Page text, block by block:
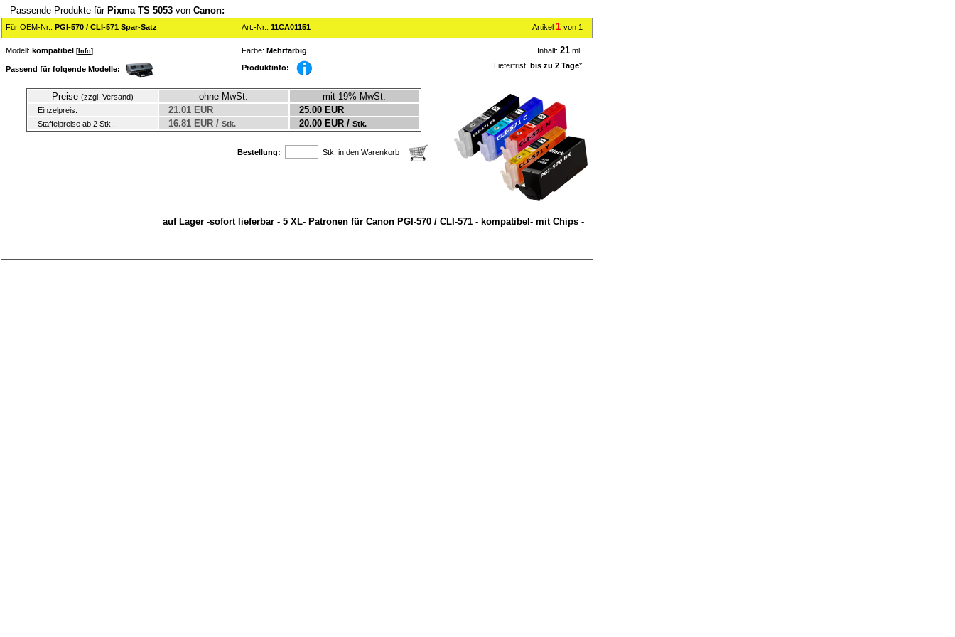
Passende Produkte für Pixma TS 5053 von Canon:
Für OEM-Nr.: PGI-570 / CLI-571 Spar-Satz Art.-Nr.: 11CA01151 Artikel 1 von 1
Modell: kompatibel [ Info] Farbe: Mehrfarbig Inhalt: 21 ml
Passend für folgende Modelle: Produktinfo: Lieferfrist: bis zu 2 Tage*
Preise (zzgl. Versand) ohne MwSt. mit 19% MwSt.
Einzelpreis: 21.01 EUR 25.00 EUR
Staffelpreise ab 2 Stk.: 16.81 EUR / Stk. 20.00 EUR / Stk.
Bestellung: Stk. in den Warenkorb
auf Lager -sofort lieferbar - 5 XL- Patronen für Canon PGI-570 / CLI-571 - kompatibel- mit Chips -